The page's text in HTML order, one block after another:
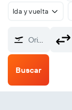
Ida y vuelta
Origen
Buscar